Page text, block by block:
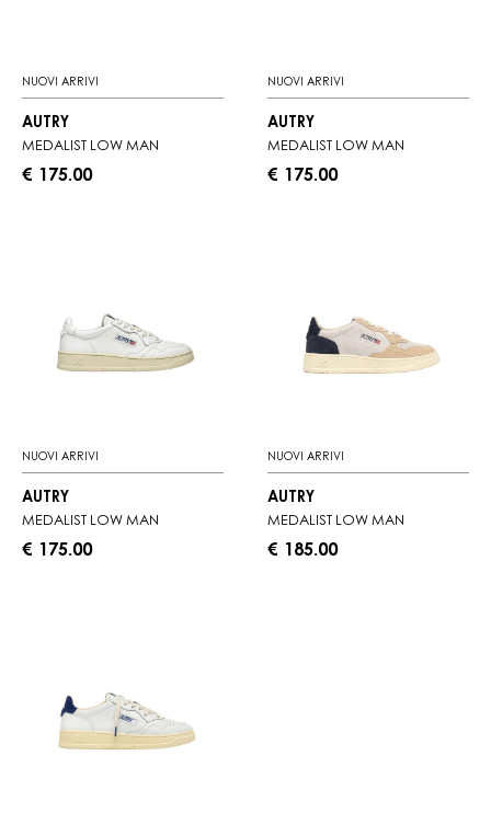
NUOVI ARRIVI
AUTRY
MEDALIST LOW MAN
€ 175.00
NUOVI ARRIVI
AUTRY
MEDALIST LOW MAN
€ 175.00
NUOVI ARRIVI
AUTRY
MEDALIST LOW MAN
€ 175.00
NUOVI ARRIVI
AUTRY
MEDALIST LOW MAN
€ 185.00